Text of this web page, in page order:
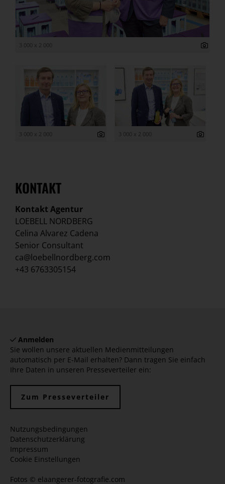
3 000 x 2 000
3 000 x 2 000 3 000 x 2 000
KONTAKT
Kontakt Agentur
LOEBELL NORDBERG
Celina Alvarez Cadena
Senior Consultant
ca@loebellnordberg.com
+43 6763305154
Anmelden
Sie wollen unsere aktuellen Medienmitteilungen
automatisch per E-Mail erhalten? Dann tragen Sie einfach
Ihre Daten in unseren Presseverteiler ein:
Zum Presseverteiler
Nutzungsbedingungen
Datenschutzerklärung
Impressum
Cookie Einstellungen
Fotos © elaangerer-fotografie.com